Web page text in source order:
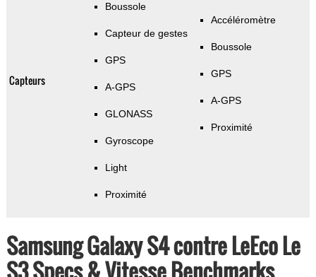
Capteurs
Boussole
Capteur de gestes
GPS
A-GPS
GLONASS
Gyroscope
Light
Proximité
Accéléromètre
Boussole
GPS
A-GPS
Proximité
Samsung Galaxy S4 contre LeEco Le